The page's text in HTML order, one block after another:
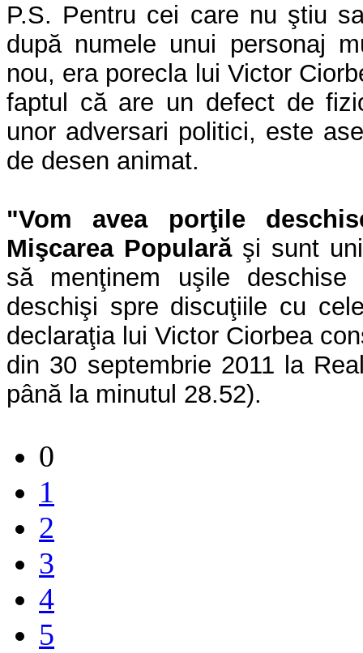
P.S. Pentru cei care nu ştiu
după numele unui personaj
nou, era porecla lui Victor
faptul că are un defect de
unor adversari politici, este
de desen animat.
"Vom avea porţile
Mişcarea Popularăşi sunt
să menţinem uşile
deschişi spre discuţiile cu
declaraţia lui Victor Ciorbea
din 30 septembrie 2011 la
până la minutul 28.52).
0
1
2
3
4
5